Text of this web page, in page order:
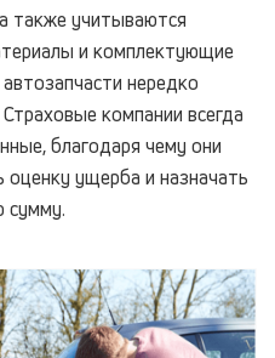
также учитываются
и комплектующие
нередко
компании всегда
благодаря чему они
ущерба и назначать
сумму.